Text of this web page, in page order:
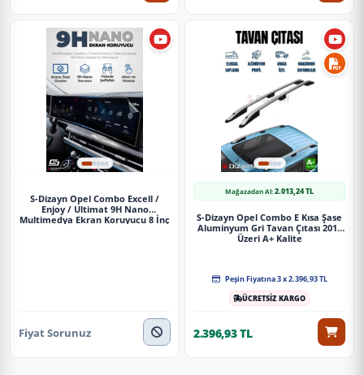
S-Dizayn Opel Combo Excell /
Enjoy / Ultimat 9H Nano
Multimedya Ekran Koruyucu 8 İnç
Fiyat Sorunuz
Mağazadan Al:2.013,24 TL
S-Dizayn Opel Combo E Kısa Şase
Aluminyum Gri Tavan Çıtası 2019
Üzeri A+ Kalite
Peşin Fiyatına 3 x 2.396,93 TL
ÜCRETSİZ KARGO
2.396,93 TL